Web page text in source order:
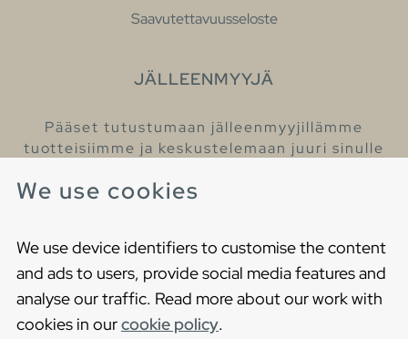
We use cookies
We use device identifiers to customise the content
and ads to users, provide social media features and
analyse our traffic. Read more about our work with
cookies in ourcookie policy.
Saavutettavuusseloste
JÄLLEENMYYJÄ
Pääset tutustumaan jälleenmyyjillämme
tuotteisiimme ja keskustelemaan juuri sinulle